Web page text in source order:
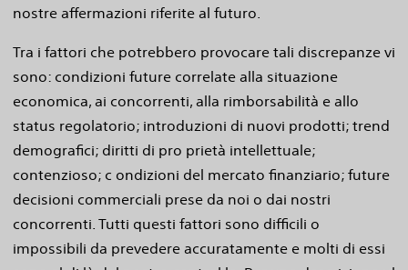
nostre affermazioni riferite al futuro.
Tra i fattori che potrebbero provocare tali discrepanze vi
sono: condizioni future correlate alla situazione
economica, ai concorrenti, alla rimborsabilità e allo
status regolatorio; introduzioni di nuovi prodotti; trend
demografici; diritti di pro prietà intellettuale;
contenzioso; c ondizioni del mercato finanziario; future
decisioni commerciali prese da noi o dai nostri
concorrenti. Tutti questi fattori sono difficili o
impossibili da prevedere accuratamente e molti di essi